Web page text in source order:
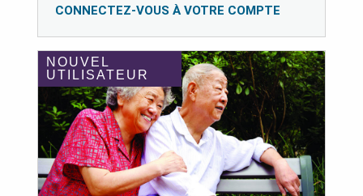
CONNECTEZ-VOUS À VOTRE COMPTE
NOUVEL
UTILISATEUR